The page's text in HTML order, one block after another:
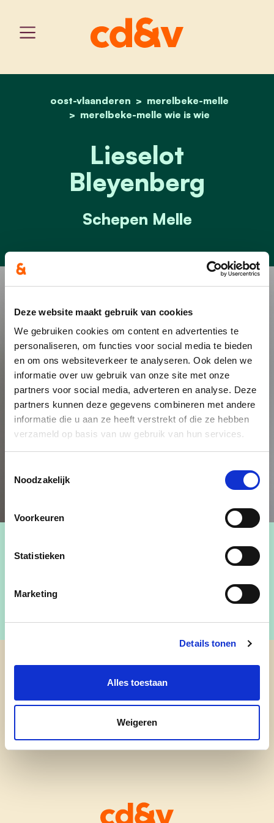
Deze website maakt gebruik van cookies
We gebruiken cookies om content en advertenties te
personaliseren, om functies voor social media te bieden
en om ons websiteverkeer te analyseren. Ook delen we
informatie over uw gebruik van onze site met onze
partners voor social media, adverteren en analyse. Deze
partners kunnen deze gegevens combineren met andere
informatie die u aan ze heeft verstrekt of die ze hebben
verzameld op basis van uw gebruik van hun services.
Noodzakelijk
Voorkeuren
Statistieken
Marketing
Details tonen
Alles toestaan
Weigeren
home
oost-vlaanderen
merelbeke-melle
merelbeke-melle wie is wie
lieselot bleyenberg
Lieselot
Bleyenberg
Schepen Melle
cd&v Merelbeke-Melle